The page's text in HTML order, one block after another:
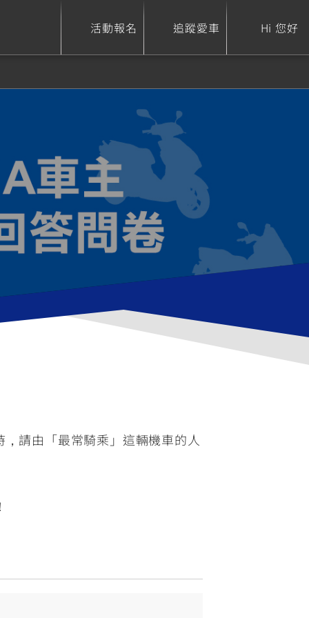
活動報名 追蹤愛車 Hi 您好
Sport Heritage
XSR 700
550+
XSR 155
FZ-X
Family
AXIS Z / Zii
125
JOG
請由「最常騎乘」這輛機車的人